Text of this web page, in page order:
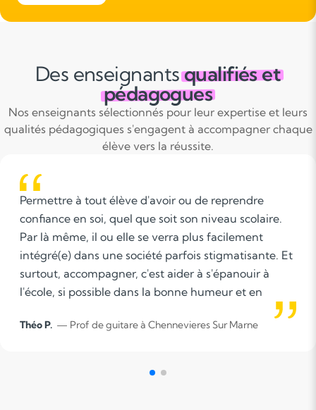
Des enseignantsqualifiés et
pédagogues
Nos enseignants sélectionnés pour leur expertise et leurs
qualités pédagogiques s'engagent à accompagner chaque
élève vers la réussite.
ou de reprendre
soit son niveau scolaire.
verra plus facilement
parfois stigmatisante. Et
aider à s'épanouir à
bonne humeur et en
Sur Marne
Pour moi
moyen d’aider les
dans un cadre plus
grâce à des
Roxane L.— Prof de